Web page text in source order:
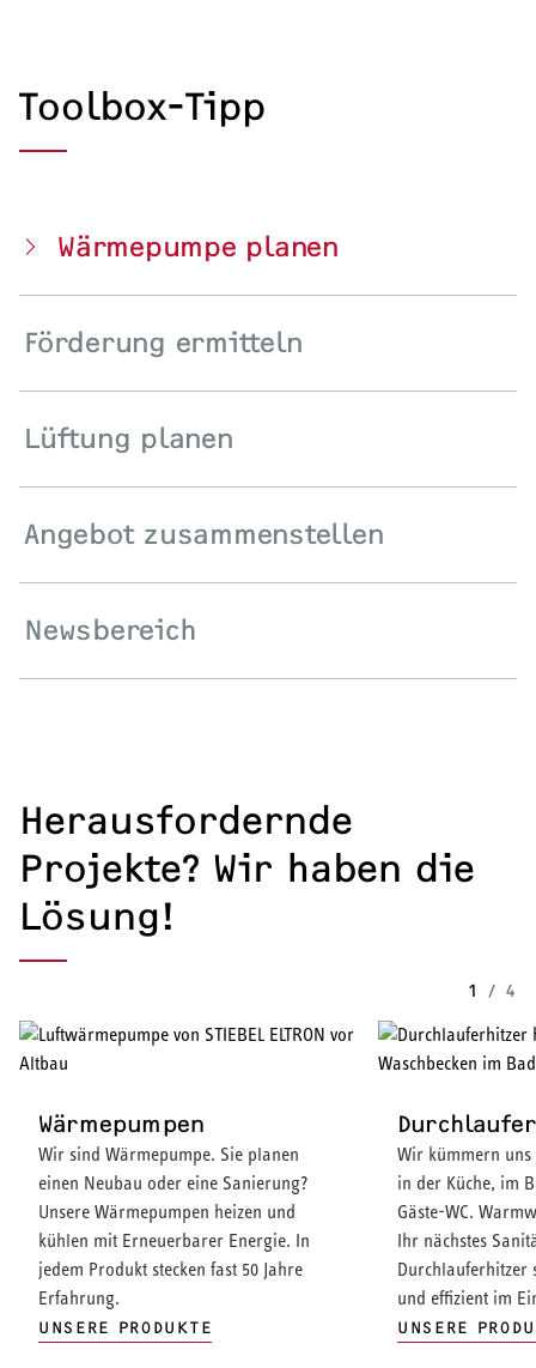
Toolbox-Tipp
Wärmepumpe planen
Förderung ermitteln
Lüftung planen
Angebot zusammenstellen
Newsbereich
Herausfordernde
Projekte? Wir haben die
Lösung!
1 / 4
Wärmepumpen
Wir sind Wärmepumpe. Sie planen
einen Neubau oder eine Sanierung?
Unsere Wärmepumpen heizen und
kühlen mit Erneuerbarer Energie. In
jedem Produkt stecken fast 50 Jahre
Erfahrung.
UNSERE PRODUKTE
Wir kümmern uns
in der Küche, im
Gäste-WC.
Ihr nächstes
Durchlauferhitzer
und effizient im
UNSERE